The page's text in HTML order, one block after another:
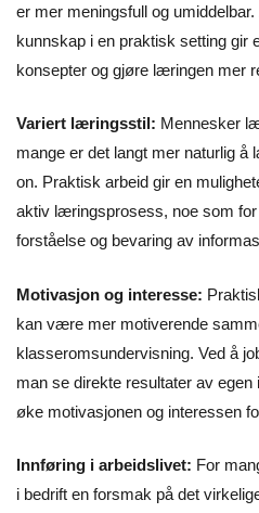
er mer meningsfull og
kunnskap i en praktisk setting gir
konsepter og gjøre læringen mer
Variert læringsstil: Mennesker
mange er det langt mer naturlig
on. Praktisk arbeid gir en
aktiv læringsprosess, noe som
forståelse og bevaring av
Motivasjon og interesse:
kan være mer motiverende
klasseromsundervisning. Ved å
man se direkte resultater av
øke motivasjonen og interessen
Innføring i arbeidslivet: For
i bedrift en forsmak på det